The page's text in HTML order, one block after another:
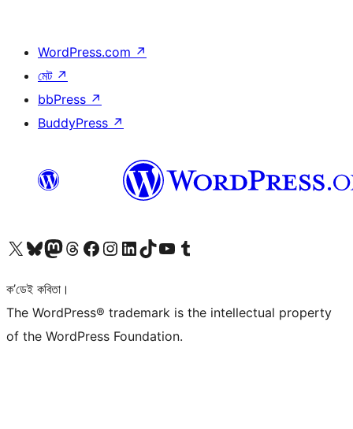
WordPress.com ↗
মেট ↗
bbPress ↗
BuddyPress ↗
আমাৰ X (আগৰ Twitter) একাউণ্টলৈ যাওকআমাৰ Bluesky একাউণ্টলৈ যাওকআমাৰ Mastodon একাউণ্টলৈ যাওকআমাৰ Threads একাউণ্টলৈ যাওকআমাৰ Facebook পৃষ্ঠালৈ যাওকআমাৰ Instagram একাউণ্টলৈ যাওকআমাৰ LinkedIn একাউণ্টলৈ যাওকআমাৰ TikTok একাউণ্টলৈ যাওকআমাৰ YouTube চেনেললৈ যাওকআমাৰ Tumblr একাউণ্টলৈ যাওক
ক’ডেই কবিতা।
The WordPress® trademark is the intellectual property
of the WordPress Foundation.